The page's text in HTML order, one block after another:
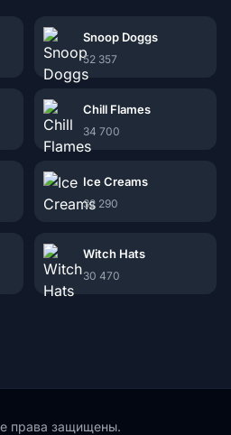
Snoop Doggs
52 357
Chill Flames
34 700
Ice Creams
32 290
Witch Hats
30 470
права защищены.